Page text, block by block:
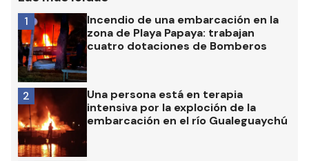
Incendio de una embarcación en la
zona de Playa Papaya: trabajan
cuatro dotaciones de Bomberos
1
Una persona está en terapia
intensiva por la exploción de la
embarcación en el río Gualeguaychú
2